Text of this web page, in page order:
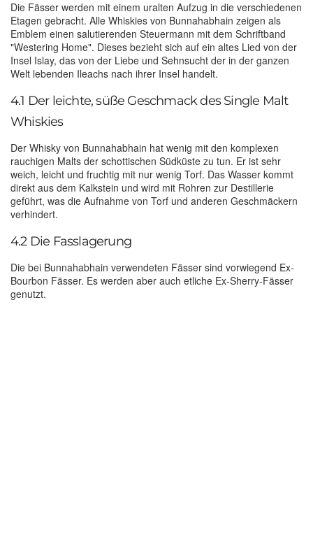
Die Fässer werden mit einem uralten Aufzug in die verschiedenen
Etagen gebracht. Alle Whiskies von Bunnahabhain zeigen als
Emblem einen salutierenden Steuermann mit dem Schriftband
"Westering Home". Dieses bezieht sich auf ein altes Lied von der
Insel Islay, das von der Liebe und Sehnsucht der in der ganzen
Welt lebenden Ileachs nach ihrer Insel handelt.
4.1 Der leichte, süße Geschmack des Single Malt
Whiskies
Der Whisky von Bunnahabhain hat wenig mit den komplexen
rauchigen Malts der schottischen Südküste zu tun. Er ist sehr
weich, leicht und fruchtig mit nur wenig Torf. Das Wasser kommt
direkt aus dem Kalkstein und wird mit Rohren zur Destillerie
geführt, was die Aufnahme von Torf und anderen Geschmäckern
verhindert.
4.2 Die Fasslagerung
Die bei Bunnahabhain verwendeten Fässer sind vorwiegend Ex-
Bourbon Fässer. Es werden aber auch etliche Ex-Sherry-Fässer
genutzt.